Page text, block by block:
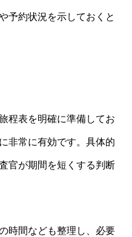
予約状況を示しておくと
程表を明確に準備してお
非常に有効です。具体的
官が期間を短くする判断
時間なども整理し、必要